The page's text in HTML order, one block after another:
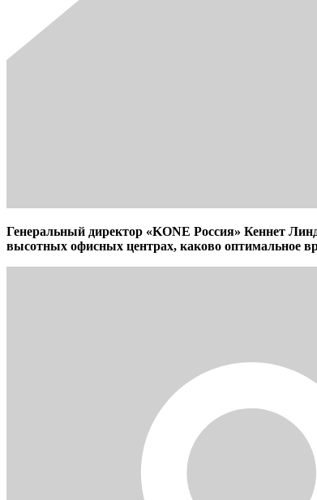
Генеральный директор «KONE Россия» Кеннет
высотных офисных центрах, каково оптимальное